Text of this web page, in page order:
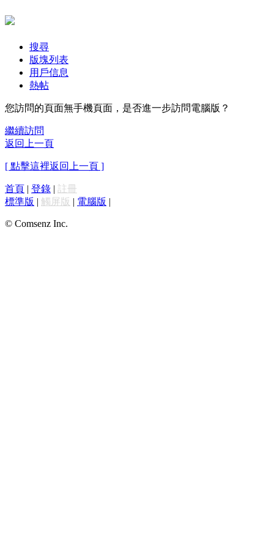
搜尋
版塊列表
用戶信息
熱帖
您訪問的頁面無手機頁面，是否進一步訪問電腦版？
繼續訪問
返回上一頁
[ 點擊這裡返回上一頁 ]
首頁 | 登錄 | 註冊
標準版 | 觸屏版 | 電腦版 |
© Comsenz Inc.